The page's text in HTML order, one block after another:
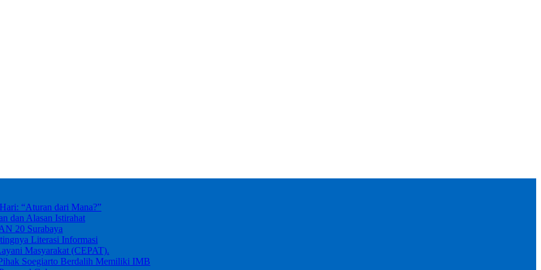
“Aturan dari Mana?”
dan Alasan Istirahat
20 Surabaya
Literasi Informasi
Masyarakat (CEPAT).
Soegiarto Berdalih Memiliki IMB